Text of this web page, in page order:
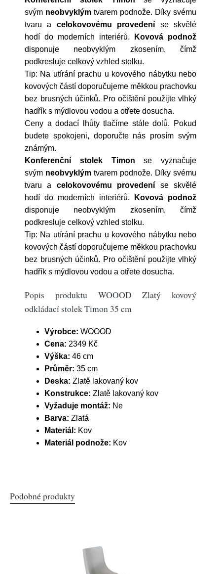
svým neobvyklým tvarem podnože. Díky svému
tvaru a celokovovému provedení se skvělé
hodí do moderních interiérů.
Kovová podnož
disponuje neobvyklým zkosením, čímž
podkresluje celkový vzhled stolku.
Tip: Na utírání prachu u kovového nábytku nebo
kovových částí doporučujeme měkkou prachovku
bez brusných účinků. Pro očištění použijte vlhký
hadřík s mýdlovou vodou a otřete dosucha.
Ceny a dodací lhůty tlačíme stále dolů. Pokud
budete spokojeni, doporučte nás prosím svým
známým.
Konferenční stolek Timonse vyznačuje
svým neobvyklým tvarem podnože. Díky svému
tvaru a celokovovému provedení se skvělé
hodí do moderních interiérů.
Kovová podnož
disponuje neobvyklým zkosením, čímž
podkresluje celkový vzhled stolku.
Tip: Na utírání prachu u kovového nábytku nebo
kovových částí doporučujeme měkkou prachovku
bez brusných účinků. Pro očištění použijte vlhký
hadřík s mýdlovou vodou a otřete dosucha.
Popis produktu WOOOD Zlatý kovový
odkládací stolek Timon 35 cm
Výrobce: WOOOD
Cena: 2349 Kč
Výška: 46 cm
Průměr: 35 cm
Deska: Zlatě lakovaný kov
Konstrukce: Zlatě lakovaný kov
Vyžaduje montáž: Ne
Barva: Zlatá
Materiál: Kov
Materiál podnože: Kov
Podobné produkty